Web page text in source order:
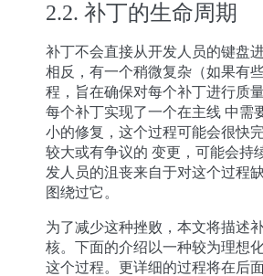
2.2. 补丁的生命周期
补丁不会直接从开发人员的键盘
相反，有一个稍微复杂（如果有
程，旨在确保对每个补丁进行质
每个补丁实现了一个在主线 中需
小的修复，这个过程可能会很快
较大或有争议的 变更，可能会持
发人员的沮丧来自于对这个过程
图绕过它。
为了减少这种挫败，本文将描述
核。下面的介绍以一种较为理想
这个过程。更详细的过程将在后